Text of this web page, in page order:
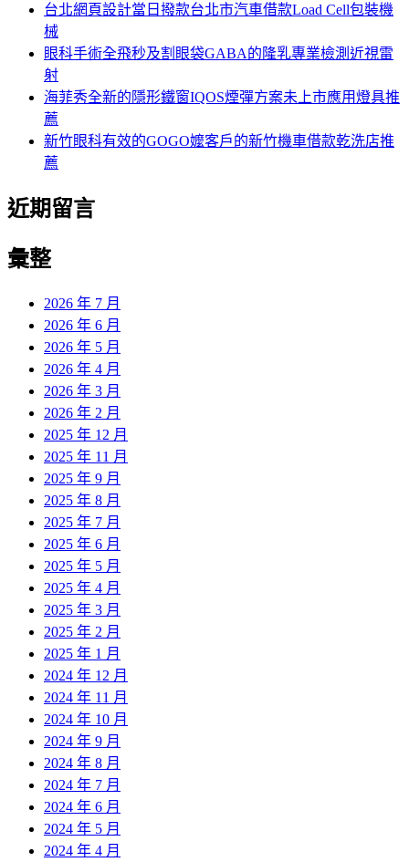
台北網頁設計當日撥款台北市汽車借款Load Cell包裝機
械
眼科手術全飛秒及割眼袋GABA的隆乳專業檢測近視雷
射
海菲秀全新的隱形鐵窗IQOS煙彈方案未上市應用燈具推
薦
新竹眼科有效的GOGO嬤客戶的新竹機車借款乾洗店推
薦
近期留言
彙整
2026 年 7 月
2026 年 6 月
2026 年 5 月
2026 年 4 月
2026 年 3 月
2026 年 2 月
2025 年 12 月
2025 年 11 月
2025 年 9 月
2025 年 8 月
2025 年 7 月
2025 年 6 月
2025 年 5 月
2025 年 4 月
2025 年 3 月
2025 年 2 月
2025 年 1 月
2024 年 12 月
2024 年 11 月
2024 年 10 月
2024 年 9 月
2024 年 8 月
2024 年 7 月
2024 年 6 月
2024 年 5 月
2024 年 4 月